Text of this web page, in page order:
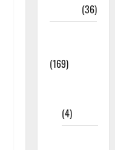
(36)
(169)
(4)